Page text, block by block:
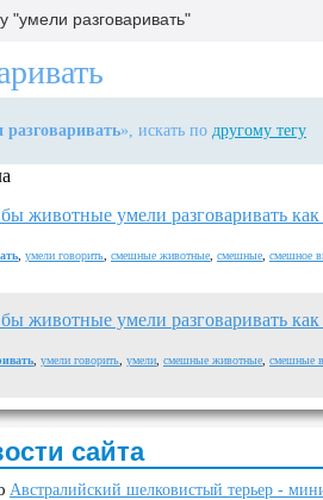
"умели разговаривать"
разговаривать», искать по другому тегу
животные умели разговаривать
умели говорить смешные животные смешные смешное
животные умели разговаривать
умели говорить умели смешные животные смешные
сайта
Австралийский шелковистый терьер -